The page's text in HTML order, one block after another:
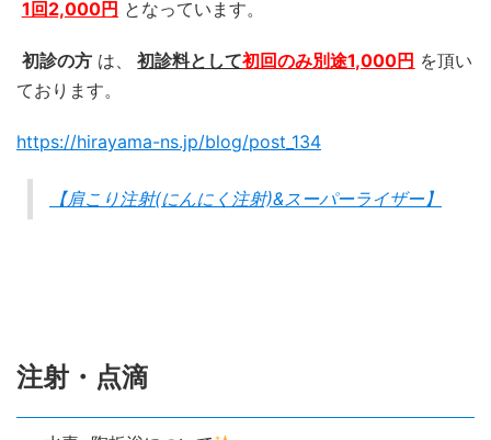
1回2,000円 となっています。
初診の方 は、 初診料として初回のみ別途1,000円 を頂い
ております。
https://hirayama-ns.jp/blog/post_134
【肩こり注射(にんにく注射)&スーパーライザー】
注射・点滴